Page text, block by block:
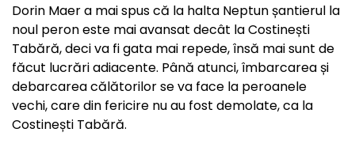
Dorin Maer a mai spus că la halta Neptun șantierul la
noul peron este mai avansat decât la Costinești
Tabără, deci va fi gata mai repede, însă mai sunt de
făcut lucrări adiacente. Până atunci, îmbarcarea și
debarcarea călătorilor se va face la peroanele
vechi, care din fericire nu au fost demolate, ca la
Costinești Tabără.